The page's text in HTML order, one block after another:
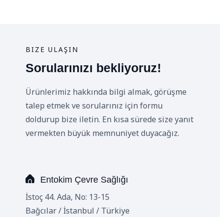
BIZE ULAŞIN
Sorularınızı bekliyoruz!
Ürünlerimiz hakkında bilgi almak, görüşme
talep etmek ve sorularınız için formu
doldurup bize iletin. En kısa sürede size yanıt
vermekten büyük memnuniyet duyacağız.
Entokim Çevre Sağlığı
İstoç 44. Ada, No: 13-15
Bağcılar / İstanbul / Türkiye